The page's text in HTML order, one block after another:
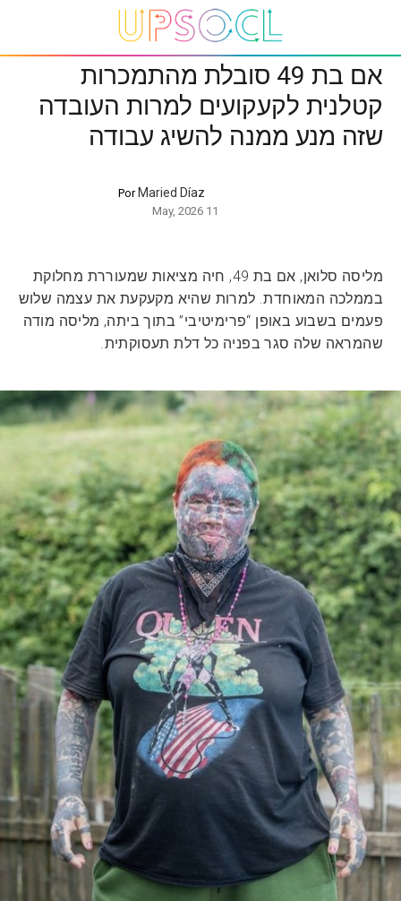
אם בת 49 סובלת מהתמכרות
קטלנית לקעקועים למרות העובדה
שזה מנע ממנה להשיג עבודה
Por Maried Díaz
11 May, 2026
מליסה סלואן, אם בת 49, חיה מציאות שמעוררת מחלוקת
בממלכה המאוחדת. למרות שהיא מקעקעת את עצמה שלוש
פעמים בשבוע באופן “פרימיטיבי” בתוך ביתה, מליסה מודה
שהמראה שלה סגר בפניה כל דלת תעסוקתית.